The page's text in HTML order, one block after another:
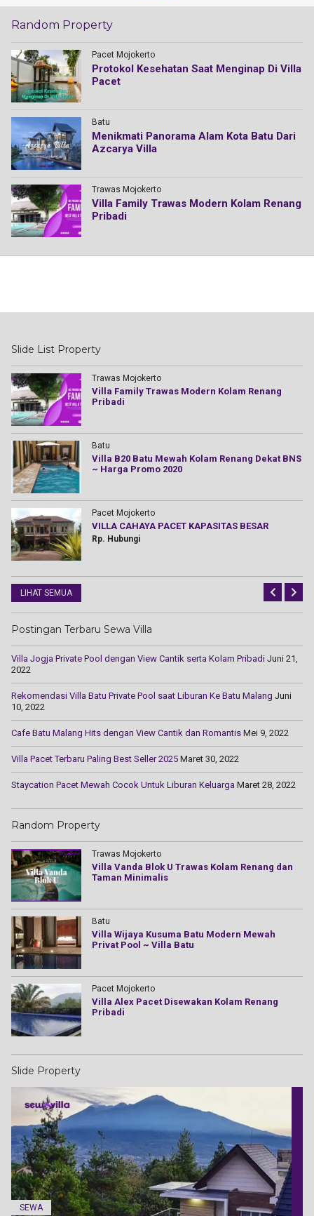
Random Property
Pacet Mojokerto
Protokol Kesehatan Saat Menginap Di Villa
Pacet
Batu
Menikmati Panorama Alam Kota Batu Dari
Azcarya Villa
Trawas Mojokerto
Villa Family Trawas Modern Kolam Renang
Pribadi
Slide List Property
Trawas Mojokerto
Villa Family Trawas Modern Kolam Renang
Pribadi
Batu
Villa B20 Batu Mewah Kolam Renang Dekat BNS
~ Harga Promo 2020
Pacet Mojokerto
VILLA CAHAYA PACET KAPASITAS BESAR
Rp. Hubungi
LIHAT SEMUA
Postingan Terbaru Sewa Villa
Villa Jogja Private Pool dengan View Cantik serta Kolam Pribadi Juni 21,
2022
Rekomendasi Villa Batu Private Pool saat Liburan Ke Batu Malang Juni
10, 2022
Cаfе Batu Mаlаng Hіtѕ dengan Vіеw Cаntіk dаn Rоmаntіѕ Mei 9, 2022
Villa Pacet Terbaru Paling Best Seller 2025 Maret 30, 2022
Staycation Pacet Mewah Cocok Untuk Liburan Keluarga Maret 28, 2022
Random Property
Trawas Mojokerto
Villa Vanda Blok U Trawas Kolam Renang dan
Taman Minimalis
Batu
Villa Wijaya Kusuma Batu Modern Mewah
Privat Pool ~ Villa Batu
Pacet Mojokerto
Villa Alex Pacet Disewakan Kolam Renang
Pribadi
Slide Property
JUAL